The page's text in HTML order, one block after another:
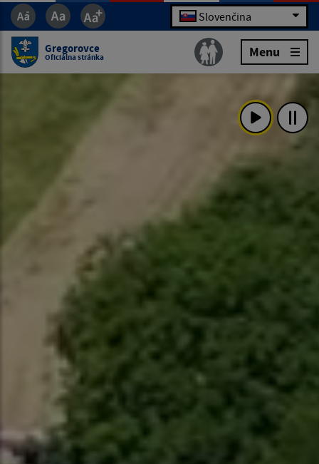
Slovenčina
Gregorovce
Oficiálna stránka Menu